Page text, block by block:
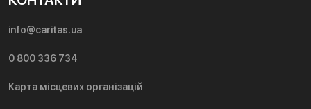
info@caritas.ua
0 800 336 734
Карта місцевих організацій